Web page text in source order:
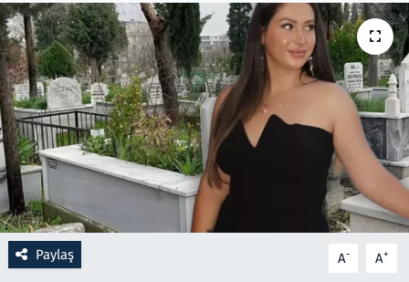
Paylaş A- A+
Rüya Tabirleri
Sağlık
Savunma Sanayi
Seçim 2023
Spor
Teknoloji ve Bilim